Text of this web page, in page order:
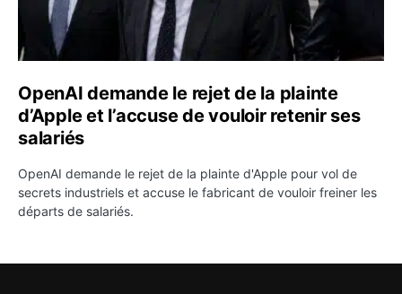
OpenAI demande le rejet de la plainte
d’Apple et l’accuse de vouloir retenir ses
salariés
OpenAI demande le rejet de la plainte d'Apple pour vol de
secrets industriels et accuse le fabricant de vouloir freiner les
départs de salariés.